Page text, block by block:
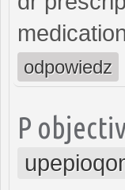
odpowiedz
P